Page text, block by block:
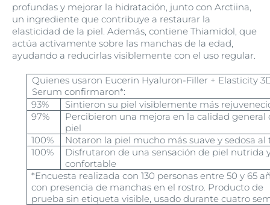
profundas y mejorar la hidratación, junto con Arctiina,
un ingrediente que contribuye a restaurar la
elasticidad de la piel. Además, contiene Thiamidol, que
actúa activamente sobre las manchas de la edad,
ayudando a reducirlas visiblemente con el uso regular.
Quienes usaron Eucerin Hyaluron-Filler + Elasticity
Serum confirmaron*:
93%
Sintieron su piel visiblemente más
97%
Percibieron una mejora en la calidad general
piel
100%
Notaron la piel mucho más suave y sedosa al
100%
Disfrutaron de una sensación de piel nutrida
confortable
*Encuesta realizada con 130 personas entre 50 y 65
con presencia de manchas en el rostro. Producto de
prueba sin etiqueta visible, usado durante cuatro